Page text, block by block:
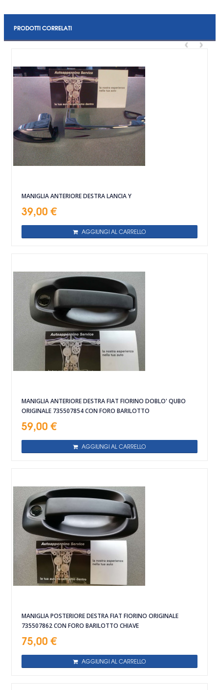
PRODOTTI CORRELATI
‹ ›
MANIGLIA ANTERIORE DESTRA LANCIA Y
39,00 €
AGGIUNGI AL CARRELLO
MANIGLIA ANTERIORE DESTRA FIAT FIORINO DOBLO' QUBO
ORIGINALE 735507854 CON FORO BARILOTTO
59,00 €
AGGIUNGI AL CARRELLO
MANIGLIA POSTERIORE DESTRA FIAT FIORINO ORIGINALE
735507862 CON FORO BARILOTTO CHIAVE
75,00 €
AGGIUNGI AL CARRELLO